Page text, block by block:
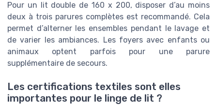
Pour un lit double de 160 x 200, disposer d’au moins
deux à trois parures complètes est recommandé. Cela
permet d’alterner les ensembles pendant le lavage et
de varier les ambiances. Les foyers avec enfants ou
animaux optent parfois pour une parure
supplémentaire de secours.
Les certifications textiles sont elles
importantes pour le linge de lit ?